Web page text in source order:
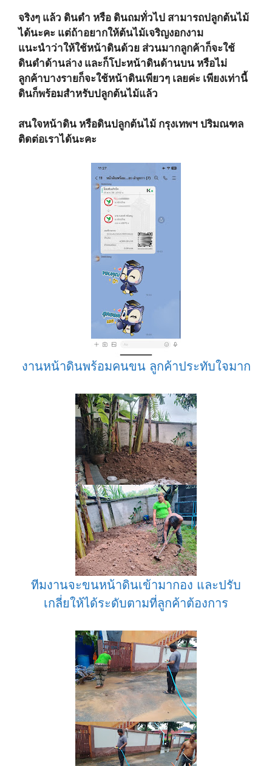
จริงๆ แล้ว ดินดำ หรือ ดินถมทั่วไป สามารถปลูกต้นไม้
ได้นะคะ แต่ถ้าอยากให้ต้นไม้เจริญงอกงาม
แนะนำว่าให้ใช้หน้าดินด้วย ส่วนมากลูกค้าก็จะใช้
ดินดำด้านล่าง และก็โปะหน้าดินด้านบน หรือไม่
ลูกค้าบางรายก็จะใช้หน้าดินเพียวๆ เลยค่ะ เพียงเท่านี้
ดินก็พร้อมสำหรับปลูกต้นไม้แล้ว
สนใจหน้าดิน หรือดินปลูกต้นไม้ กรุงเทพฯ ปริมณฑล
ติดต่อเราได้นะคะ
งานหน้าดินพร้อมคนขน ลูกค้าประทับใจมาก
ทีมงานจะขนหน้าดินเข้ามากอง และปรับ
เกลี่ยให้ได้ระดับตามที่ลูกค้าต้องการ